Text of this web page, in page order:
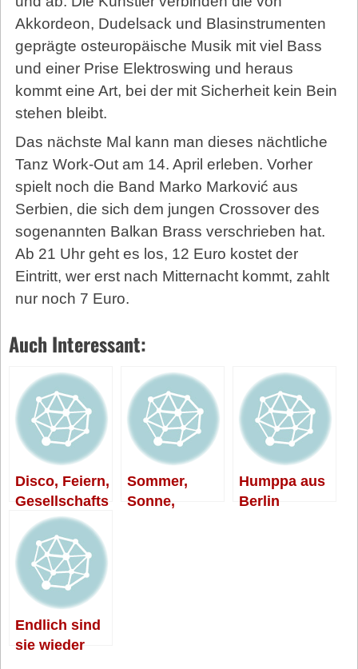
Akkordeon, Dudelsack und Blasinstrumenten
geprägte osteuropäische Musik mit viel Bass
und einer Prise Elektroswing und heraus
kommt eine Art, bei der mit Sicherheit kein Bein
stehen bleibt.
Das nächste Mal kann man dieses nächtliche
Tanz Work-Out am 14. April erleben. Vorher
spielt noch die Band Marko Marković aus
Serbien, die sich dem jungen Crossover des
sogenannten Balkan Brass verschrieben hat.
Ab 21 Uhr geht es los, 12 Euro kostet der
Eintritt, wer erst nach Mitternacht kommt, zahlt
nur noch 7 Euro.
Auch Interessant:
Disco, Feiern,
Gesellschafts
kritik
Sommer,
Sonne,
Humppa aus
Berlin
Endlich sind
sie wieder